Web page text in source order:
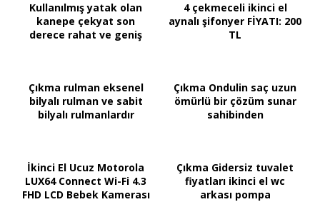
Kullanılmış yatak olan
kanepe çekyat son
derece rahat ve geniş
4 çekmeceli ikinci el
aynalı şifonyer FİYATI: 200
TL
Çıkma rulman eksenel
bilyalı rulman ve sabit
bilyalı rulmanlardır
Çıkma Ondulin saç uzun
ömürlü bir çözüm sunar
sahibinden
İkinci El Ucuz Motorola
LUX64 Connect Wi-Fi 4.3
FHD LCD Bebek Kamerası
Çıkma Gidersiz tuvalet
fiyatları ikinci el wc
arkası pompa